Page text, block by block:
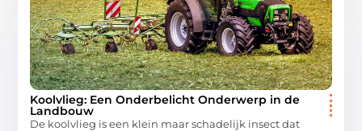
Koolvlieg: Een Onderbelicht Onderwerp in de
Landbouw
De koolvlieg is een klein maar schadelijk insect dat